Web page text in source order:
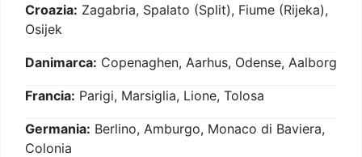
Croazia: Zagabria, Spalato (Split), Fiume (Rijeka),
Osijek
Danimarca: Copenaghen, Aarhus, Odense, Aalborg
Francia: Parigi, Marsiglia, Lione, Tolosa
Germania: Berlino, Amburgo, Monaco di Baviera,
Colonia